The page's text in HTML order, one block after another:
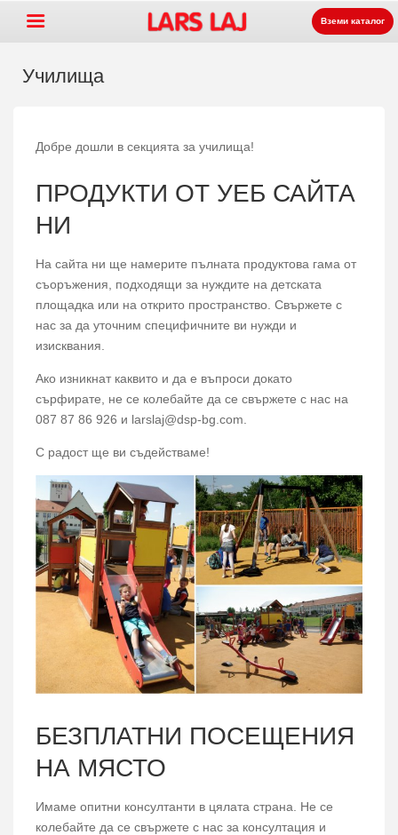
оборудване
Спортни съоръжения +
Настилки
За нас +
Заявка на каталог
Lars Laj on Facebook
Вземи каталог
Училища
Добре дошли в секцията за училища!
ПРОДУКТИ ОТ УЕБ САЙТА
НИ
На сайта ни ще намерите пълната продуктова гама от
съоръжения, подходящи за нуждите на детската
площадка или на открито пространство. Свържете с
нас за да уточним специфичните ви нужди и
изисквания.
Ако изникнат каквито и да е въпроси докато
сърфирате, не се колебайте да се свържете с нас на
087 87 86 926 и larslaj@dsp-bg.com.
С радост ще ви съдействаме!
БЕЗПЛАТНИ ПОСЕЩЕНИЯ
НА МЯСТО
Имаме опитни консултанти в цялата страна. Не се
колебайте да се свържете с нас за консултация и